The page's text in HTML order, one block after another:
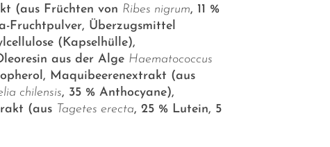
(aus Früchten von Ribes nigrum, 11 %
Fruchtpulver, Überzugsmittel
(Kapselhülle),
aus der Alge Haematococcus
Maquibeerenextrakt (aus
chilensis, 35 % Anthocyane),
(aus Tagetes erecta, 25 % Lutein, 5